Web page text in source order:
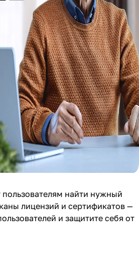
найти нужный
лицензий и сертификатов —
и защитите себя от